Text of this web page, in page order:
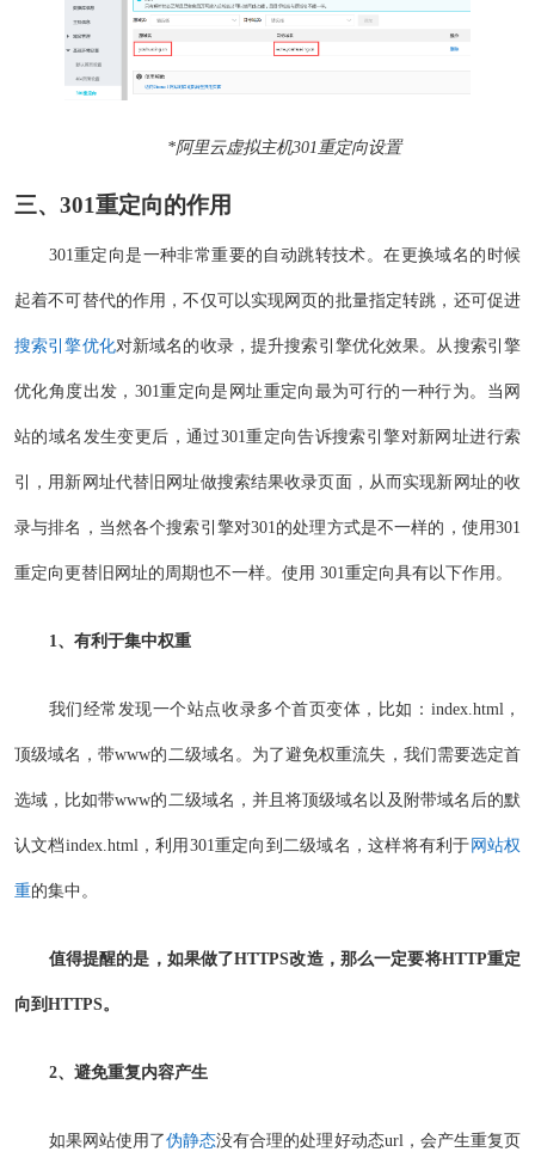
*阿里云虚拟主机301重定向设置
三、301重定向的作用
301重定向是一种非常重要的自动跳转技术。在更换域名的时候
起着不可替代的作用，不仅可以实现网页的批量指定转跳，还可促进
搜索引擎优化对新域名的收录，提升搜索引擎优化效果。从搜索引擎
优化角度出发，301重定向是网址重定向最为可行的一种行为。当网
站的域名发生变更后，通过301重定向告诉搜索引擎对新网址进行索
引，用新网址代替旧网址做搜索结果收录页面，从而实现新网址的收
录与排名，当然各个搜索引擎对301的处理方式是不一样的，使用301
重定向更替旧网址的周期也不一样。使用 301重定向具有以下作用。
1、有利于集中权重
我们经常发现一个站点收录多个首页变体，比如：index.html，
顶级域名，带www的二级域名。为了避免权重流失，我们需要选定首
选域，比如带www的二级域名，并且将顶级域名以及附带域名后的默
认文档index.html，利用301重定向到二级域名，这样将有利于网站权
重的集中。
值得提醒的是，如果做了HTTPS改造，那么一定要将HTTP重定
向到HTTPS。
2、避免重复内容产生
如果网站使用了伪静态没有合理的处理好动态url，会产生重复页